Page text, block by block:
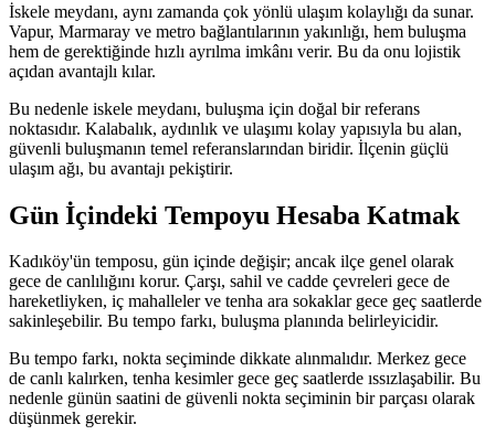
İskele meydanı, aynı zamanda çok yönlü ulaşım kolaylığı da sunar.
Vapur, Marmaray ve metro bağlantılarının yakınlığı, hem buluşma
hem de gerektiğinde hızlı ayrılma imkânı verir. Bu da onu lojistik
açıdan avantajlı kılar.
Bu nedenle iskele meydanı, buluşma için doğal bir referans
noktasıdır. Kalabalık, aydınlık ve ulaşımı kolay yapısıyla bu alan,
güvenli buluşmanın temel referanslarından biridir. İlçenin güçlü
ulaşım ağı, bu avantajı pekiştirir.
Gün İçindeki Tempoyu Hesaba Katmak
Kadıköy'ün temposu, gün içinde değişir; ancak ilçe genel olarak
gece de canlılığını korur. Çarşı, sahil ve cadde çevreleri gece de
hareketliyken, iç mahalleler ve tenha ara sokaklar gece geç saatlerde
sakinleşebilir. Bu tempo farkı, buluşma planında belirleyicidir.
Bu tempo farkı, nokta seçiminde dikkate alınmalıdır. Merkez gece
de canlı kalırken, tenha kesimler gece geç saatlerde ıssızlaşabilir. Bu
nedenle günün saatini de güvenli nokta seçiminin bir parçası olarak
düşünmek gerekir.